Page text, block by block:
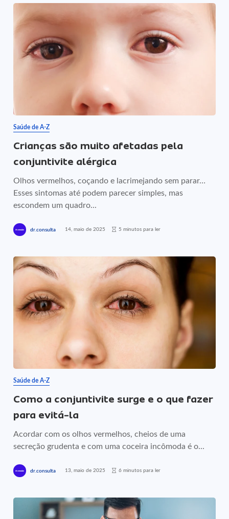
Saúde de A-Z
Crianças são muito afetadas pela
conjuntivite alérgica
Olhos vermelhos, coçando e lacrimejando sem parar…
Esses sintomas até podem parecer simples, mas
escondem um quadro...
dr.consulta 14, maio de 2025 5 minutos para ler
Saúde de A-Z
Como a conjuntivite surge e o que fazer
para evitá-la
Acordar com os olhos vermelhos, cheios de uma
secreção grudenta e com uma coceira incômoda é o...
dr.consulta 13, maio de 2025 6 minutos para ler